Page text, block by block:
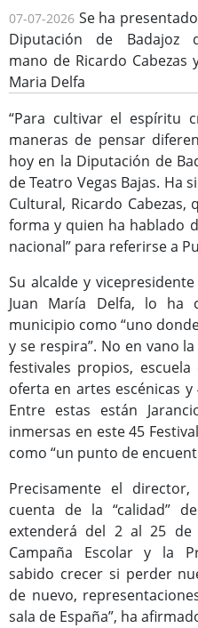
Programas Culturales
07-07-2026 Se ha
Diputación de Badajoz
mano de Ricardo Cabezas
Maria Delfa
“Para cultivar el espíritu
maneras de pensar
hoy en la Diputación de
de Teatro Vegas Bajas. Ha
Cultural, Ricardo
forma y quien ha hablado
nacional” para referirse a
Su alcalde y
Juan María Delfa, lo ha
municipio como “uno
y se respira”. No en vano
festivales propios,
oferta en artes escénicas
Entre estas están
inmersas en este 45
como “un punto de
Precisamente el
cuenta de la “calidad”
extenderá del 2 al 25
Campaña Escolar y la
sabido crecer si perder
de nuevo,
sala de España”, ha